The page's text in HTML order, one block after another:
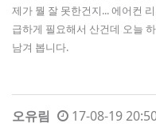
제가 뭘 잘 못한건지... 에어컨
급하게 필요해서 산건데 오늘
남겨 봅니다.
오유림 17-08-19